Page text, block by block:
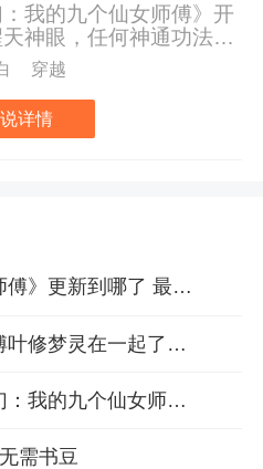
：我的九个仙女师傅》开
天神眼，任何神通功法，
满级！“什么你说，你修
灭剑法花了数万年？不
我看一眼直接满
凤凰之炎？朱雀之炎？龙
穿越
详情
《玄幻：我的九个仙女师傅》更新到哪了 最新章节目录一览
玄幻：我的九个仙女师傅叶修梦灵在一起了吗 大结局最新章节2
主角叶修梦灵小说《玄幻：我的九个仙女师傅》免费阅读送书券
需书豆